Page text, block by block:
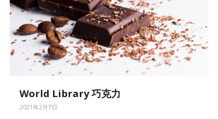
World Library 巧克力
2021年2月7日